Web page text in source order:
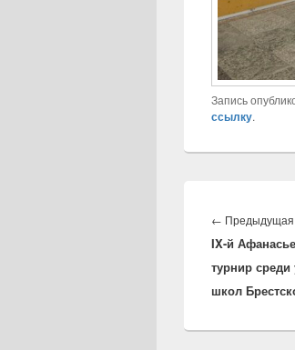
Запись
ссылку.
по
записям
← Предыдущая
IX-й
турнир
школ